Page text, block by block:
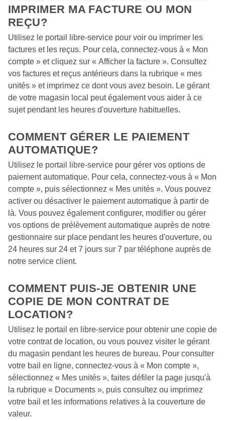
IMPRIMER MA FACTURE OU MON
REÇU?
Utilisez le portail libre-service pour voir ou imprimer les
factures et les reçus. Pour cela, connectez-vous à « Mon
compte » et cliquez sur « Afficher la facture ». Consultez
vos factures et reçus antérieurs dans la rubrique « mes
unités » et imprimez ce dont vous avez besoin. Le gérant
de votre magasin local peut également vous aider à ce
sujet pendant les heures d'ouverture habituelles.
COMMENT GÉRER LE PAIEMENT
AUTOMATIQUE?
Utilisez le portail libre-service pour gérer vos options de
paiement automatique. Pour cela, connectez-vous à « Mon
compte », puis sélectionnez « Mes unités ». Vous pouvez
activer ou désactiver le paiement automatique à partir de
là. Vous pouvez également configurer, modifier ou gérer
vos options de prélèvement automatique auprès de notre
gestionnaire sur place pendant les heures d'ouverture, ou
24 heures sur 24 et 7 jours sur 7 par téléphone auprès de
notre service client.
COMMENT PUIS-JE OBTENIR UNE
COPIE DE MON CONTRAT DE
LOCATION?
Utilisez le portail en libre-service pour obtenir une copie de
votre contrat de location, ou vous pouvez visiter le gérant
du magasin pendant les heures de bureau. Pour consulter
votre bail en ligne, connectez-vous à « Mon compte »,
sélectionnez « Mes unités », faites défiler la page jusqu'à
la rubrique « Documents », puis consultez ou imprimez
votre bail et les informations relatives à la couverture de
valeur.